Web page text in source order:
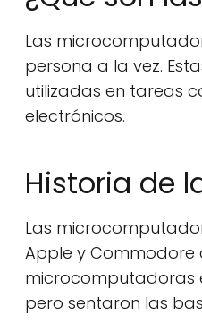
Las
persona a la vez.
utilizadas en tareas
electrónicos.
Historia de
Las
Apple y Commodore
microcomputadoras
pero sentaron las